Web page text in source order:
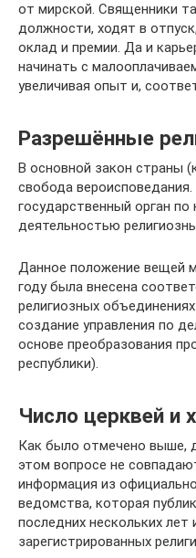
от мирской. Священники
должности, ходят в
оклад и премии. Да и
начинать с
увеличивая опыт и,
Разрешённые
В основной закон страны
свобода
государственный орган
деятельностью
Данное положение вещей
году была внесена
религиозных
создание управления по
основе преобразования
республики).
Число церквей и
Как было отмечено выше,
этом вопросе не
информация из
ведомства, которая
последних нескольких лет
зарегистрированных